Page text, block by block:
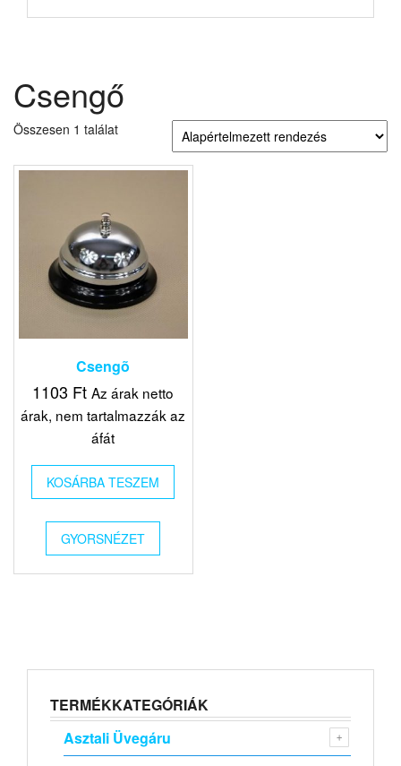
Csengő
Összesen 1 találat
Csengõ
1103 Ft Az árak netto
árak, nem tartalmazzák az
áfát
KOSÁRBA TESZEM
GYORSNÉZET
TERMÉKKATEGÓRIÁK
Asztali Üvegáru